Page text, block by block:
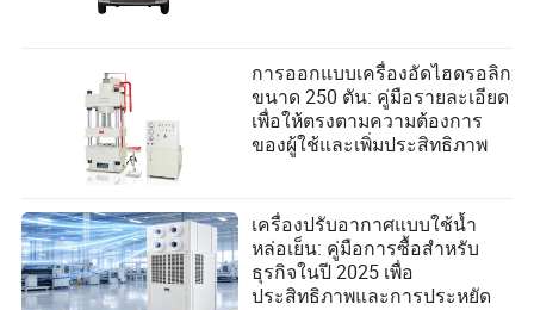
การออกแบบเครื่องอัดไฮดรอลิก
ขนาด 250 ตัน: คู่มือรายละเอียด
เพื่อให้ตรงตามความต้องการ
ของผู้ใช้และเพิ่มประสิทธิภาพ
เครื่องปรับอากาศแบบใช้น้ำ
หล่อเย็น: คู่มือการซื้อสำหรับ
ธุรกิจในปี 2025 เพื่อ
ประสิทธิภาพและการประหยัด